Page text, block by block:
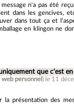
n'a pas été
dans les gencives,
dans tout ça et
en klingon ne
que c'est en
web personnel ) le 11
la présentation des